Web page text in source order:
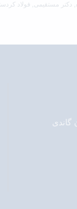
دکتر مستقیمی فولاد
گاندی